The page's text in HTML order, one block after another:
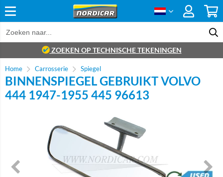
ZOEKEN OP TECHNISCHE TEKENINGEN
Home Carrosserie Spiegel
BINNENSPIEGEL GEBRUIKT VOLVO
444 1947-1955 445 96613